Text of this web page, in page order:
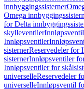
innbyggingssisterner
Omega
for Delta
skylleventiler
Innløpsventiler
sisternerReservedeler for
sisternerInnløpsventiler
Innløpsventiler for
universelleReservedeler
universelleInnløpsventil